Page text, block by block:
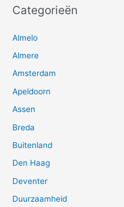
Categorieën
Almelo
Almere
Amsterdam
Apeldoorn
Assen
Breda
Buitenland
Den Haag
Deventer
Duurzaamheid